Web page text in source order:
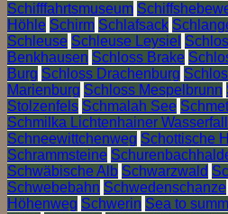
Schifffahrtsmuseum
Höhle Schirm Schlafsack
Schleuse Schleuse Leysiel
Benkhausen Schloss Brake
Burg Schloss Drachenburg
Marienburg Schloss Mespelbrunn
Stolzenfels Schmalah See
Schmilka Lichtenhainer Wasserfall
Schneewittchenweg Schottische
Schrammsteine
Schwäbische Alb Schwarzwald
Schwebebahn Schwedenschanze
Höhenweg Schwerin Sea to